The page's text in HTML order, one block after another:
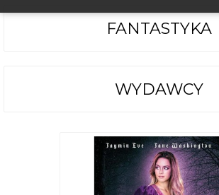
FANTASTYKA
WYDAWCY